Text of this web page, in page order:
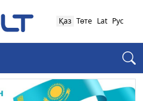
Қаз Төте Lat Рус